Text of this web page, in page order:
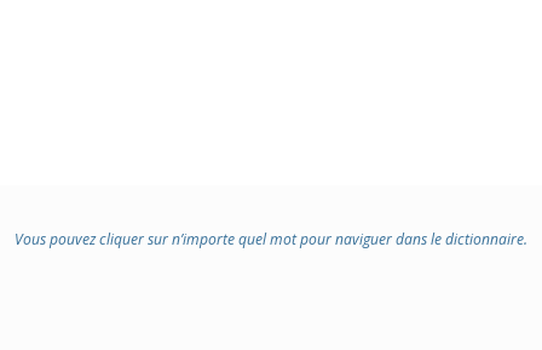
Vous pouvez cliquer sur n’importe quel mot pour naviguer dans le dictionnaire.